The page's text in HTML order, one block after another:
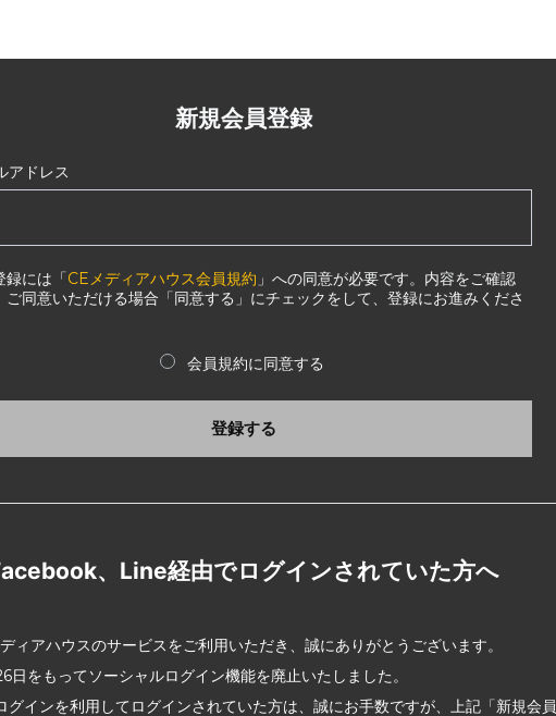
新規会員登録
アドレス
録には「CEメディアハウス会員規約 」への同意が必要です。内容をご確認
ご同意いただける場合「同意する」にチェックをして、登録にお進みくださ
会員規約に同意する
登録する
、Line経由でログインされていた方へ
ィアハウスのサービスをご利用いただき、誠にありがとうございます。
日をもってソーシャルログイン機能を廃止いたしました。
グインを利用してログインされていた方は、誠にお手数ですが、上記「新規会員